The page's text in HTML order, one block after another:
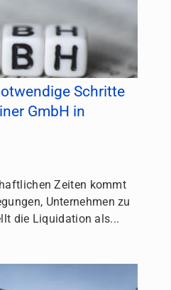
Schritte
GmbH in
Zeiten kommt
Unternehmen zu
die Liquidation als...